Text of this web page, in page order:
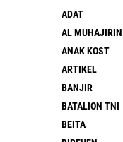
ADAT
AL MUHAJIRIN
ANAK KOST
ARTIKEL
BANJIR
BATALION TNI
BEITA